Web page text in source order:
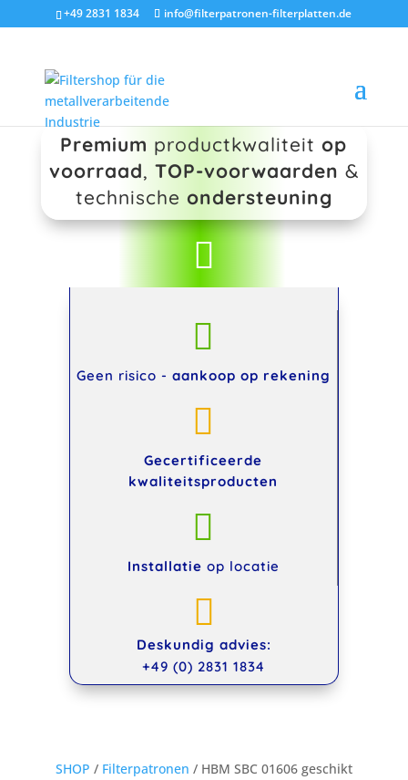
+49 2831 1834 info@filterpatronen-filterplatten.de
Premium productkwaliteitop
voorraad, TOP-voorwaarden &
technische ondersteuning


Geen risico - aankoop op rekening

Gecertificeerde
kwaliteitsproducten

Installatie op locatie

Deskundig advies:
+49 (0) 2831 1834
SHOP / Filterpatronen / HBM SBC 01606 geschikt